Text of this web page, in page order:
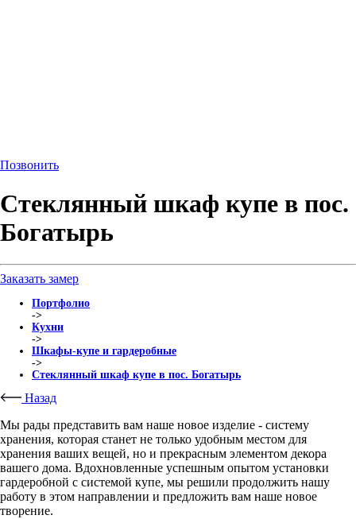
Позвонить
Стеклянный шкаф купе в пос.
Богатырь
Заказать замер
Портфолио
->
Кухни
->
Шкафы-купе и гардеробные
->
Стеклянный шкаф купе в пос. Богатырь
Назад
Мы рады представить вам наше новое изделие - систему
хранения, которая станет не только удобным местом для
хранения ваших вещей, но и прекрасным элементом декора
вашего дома. Вдохновленные успешным опытом установки
гардеробной с системой купе, мы решили продолжить нашу
работу в этом направлении и предложить вам наше новое
творение.